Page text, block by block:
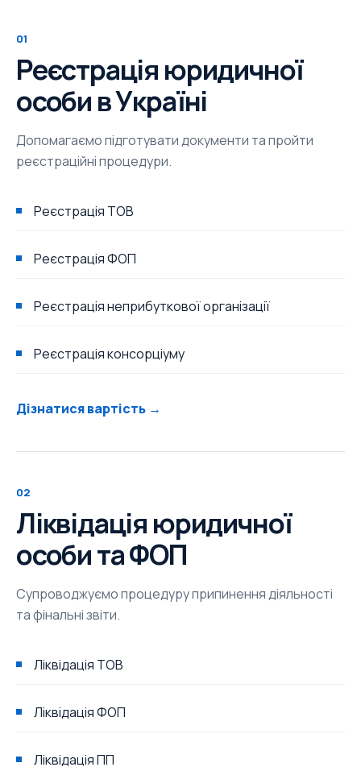
01
Реєстрація юридичної
особи в Україні
Допомагаємо підготувати документи та пройти
реєстраційні процедури.
Реєстрація ТОВ
Реєстрація ФОП
Реєстрація неприбуткової організації
Реєстрація консорціуму
Дізнатися вартість →
02
Ліквідація юридичної
особи та ФОП
Супроводжуємо процедуру припинення діяльності
та фінальні звіти.
Ліквідація ТОВ
Ліквідація ФОП
Ліквідація ПП